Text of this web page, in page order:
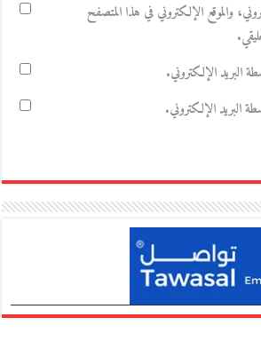
والموقع الإلكتروني في هذا المتصفح
البريد الإلكتروني.
البريد الإلكتروني.